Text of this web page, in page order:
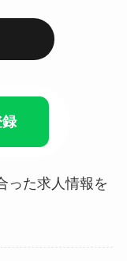
った求人情報を